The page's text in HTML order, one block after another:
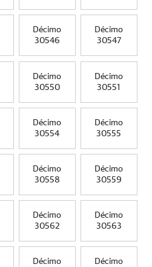
Décimo
30546
Décimo
30547
Décimo
30550
Décimo
30551
Décimo
30554
Décimo
30555
Décimo
30558
Décimo
30559
Décimo
30562
Décimo
30563
Décimo
Décimo